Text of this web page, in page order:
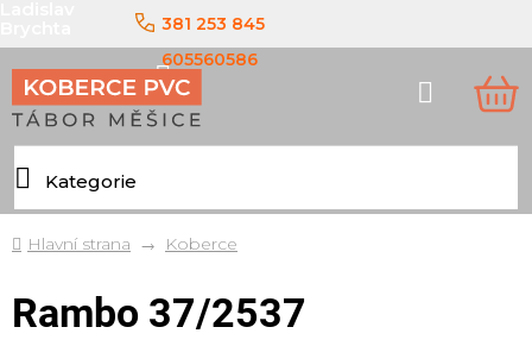
381 253 845
605560586
Hledat
Domů Koberce
Rambo 37/2537